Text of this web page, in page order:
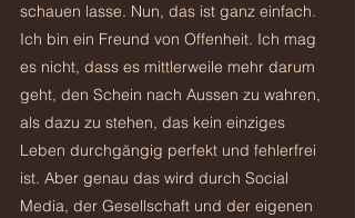
schauen lasse. Nun, das ist ganz einfach.
Ich bin ein Freund von Offenheit. Ich mag
es nicht, dass es mittlerweile mehr darum
geht, den Schein nach Aussen zu wahren,
als dazu zu stehen, das kein einziges
Leben durchgängig perfekt und fehlerfrei
ist. Aber genau das wird durch Social
Media, der Gesellschaft und der eigenen